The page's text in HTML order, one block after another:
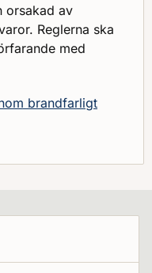
orsakad av
Reglerna ska
med
brandfarligt